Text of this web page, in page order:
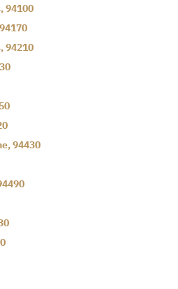
,94100
94170
,94210
,94430